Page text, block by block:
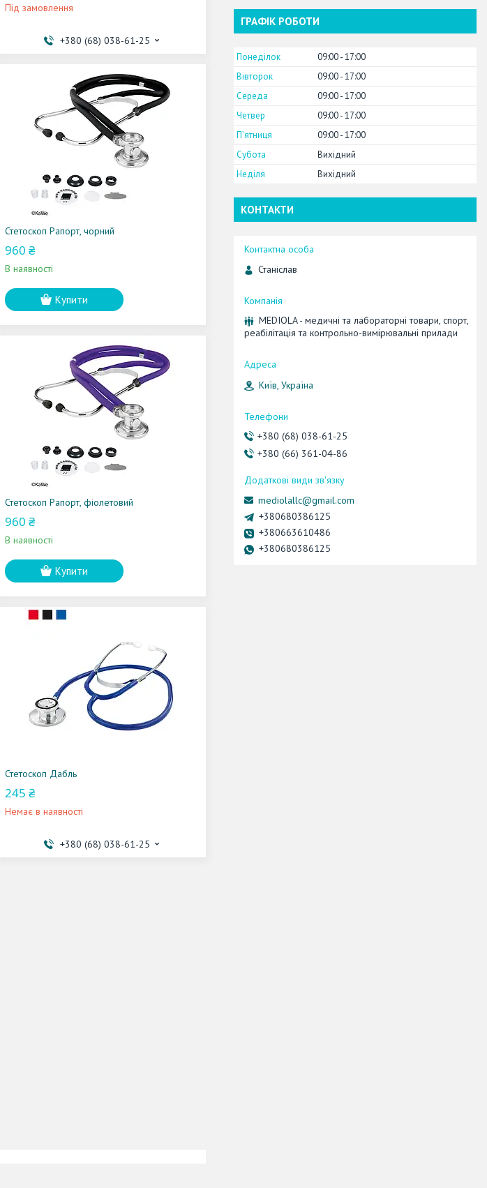
Під замовлення
+380 (68) 038-61-25
Стетоскоп Рапорт, чорний
960 ₴
В наявності
Купити
Стетоскоп Рапорт, фіолетовий
960 ₴
В наявності
Купити
Стетоскоп Дабль
245 ₴
Немає в наявності
+380 (68) 038-61-25
ГРАФІК РОБОТИ
Понеділок 09:00 17:00
Вівторок
09:00 17:00
Середа
09:00 17:00
Четвер
09:00 17:00
Пʼятниця
09:00 17:00
Субота
Вихідний
Неділя
Вихідний
КОНТАКТИ
Станіслав
MEDIOLA - медичні та лабораторні товари, спорт,
реабілітація та контрольно-вимірювальні прилади
Київ, Україна
+380 (68) 038-61-25
+380 (66) 361-04-86
mediolallc@gmail.com
+380680386125
+380663610486
+380680386125